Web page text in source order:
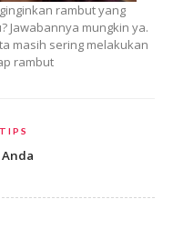
rambut yang
Jawabannya mungkin ya.
masih sering melakukan
rambut
TIPS